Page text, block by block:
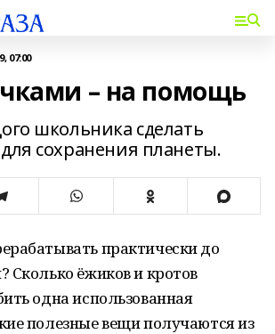
07:00
– на помощь
школьника сделать
сохранения планеты.
практически до
Сколько ёжиков и кротов
одна использованная
полезные вещи получаются из